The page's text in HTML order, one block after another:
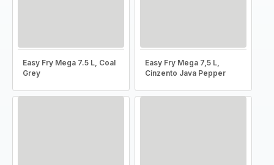
Easy Fry Mega 7.5 L, Coal
Grey
Easy Fry Mega 7,5 L,
Cinzento Java Pepper